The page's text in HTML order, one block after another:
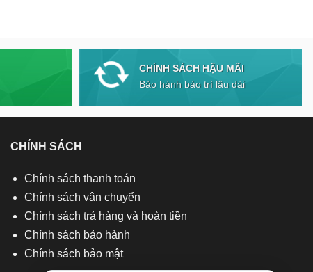
CHÍNH SÁCH HẬU MÃI
Bảo hành bảo trì lâu dài
CHÍNH SÁCH
Chính sách thanh toán
Chính sách vận chuyển
Chính sách trả hàng và hoàn tiền
Chính sách bảo hành
Chính sách bảo mật